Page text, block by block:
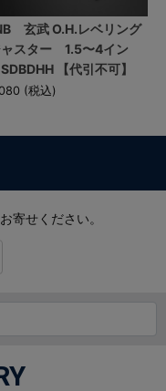
玄武 O.H.レベリング
ャスター 1.5〜4イン
【代引不可】
(税込)
寄せください。